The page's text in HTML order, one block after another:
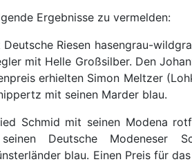
Ergebnisse zu vermelden:
Riesen hasengrau-
mit Helle Großsilber. Den
erhielten Simon Meltzer
mit seinen Marder blau.
Schmid mit seinen Modena
Deutsche Modeneser
blau. Einen Preis für